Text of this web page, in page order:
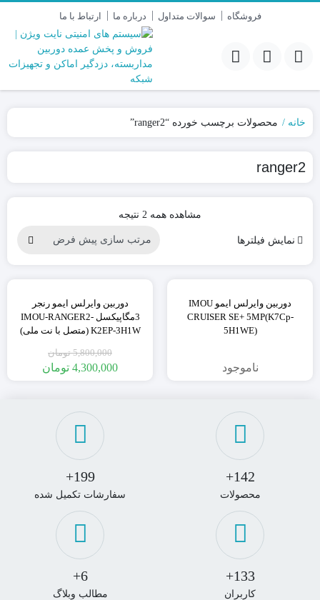
فروشگاه سوالات متداول درباره ما ارتباط با ما
خانه محصولات برچسب خورده “ranger2”
ranger2
مشاهده همه 2 نتیجه
نمایش فیلترها
دوربین وایرلس ایمو IMOU
CRUISER SE+ 5MP(K7Cp-
5H1WE)
ناموجود
دوربین وایرلس ایمو رنجر
3مگاپیکسل IMOU-RANGER2-
K2EP-3H1W (متصل با نت ملی)
5,800,000 تومان
4,300,000 تومان
142+
محصولات
199+
سفارشات تکمیل شده
133+
کاربران
6+
مطالب وبلاگ